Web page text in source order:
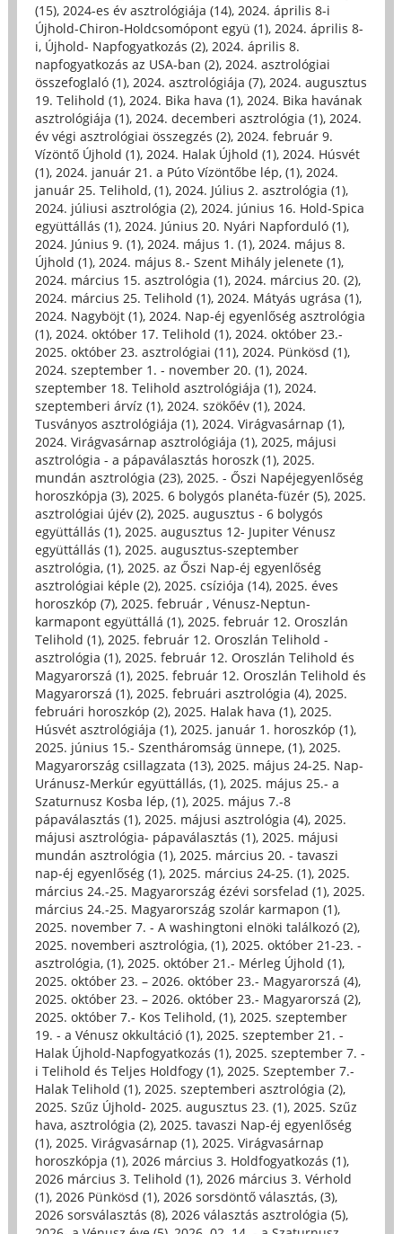
(15), 2024-es év asztrológiája (14), 2024. április 8-i
Újhold-Chiron-Holdcsomópont együ (1), 2024. április 8-
i, Újhold- Napfogyatkozás (2), 2024. április 8.
napfogyatkozás az USA-ban (2), 2024. asztrológiai
összefoglaló (1), 2024. asztrológiája (7), 2024. augusztus
19. Telihold (1), 2024. Bika hava (1), 2024. Bika havának
asztrológiája (1), 2024. decemberi asztrológia (1), 2024.
év végi asztrológiai összegzés (2), 2024. február 9.
Vízöntő Újhold (1), 2024. Halak Újhold (1), 2024. Húsvét
(1), 2024. január 21. a Púto Vízöntőbe lép, (1), 2024.
január 25. Telihold, (1), 2024. Július 2. asztrológia (1),
2024. júliusi asztrológia (2), 2024. június 16. Hold-Spica
együttállás (1), 2024. Június 20. Nyári Napforduló (1),
2024. Június 9. (1), 2024. május 1. (1), 2024. május 8.
Újhold (1), 2024. május 8.- Szent Mihály jelenete (1),
2024. március 15. asztrológia (1), 2024. március 20. (2),
2024. március 25. Telihold (1), 2024. Mátyás ugrása (1),
2024. Nagyböjt (1), 2024. Nap-éj egyenlőség asztrológia
(1), 2024. október 17. Telihold (1), 2024. október 23.-
2025. október 23. asztrológiai (11), 2024. Pünkösd (1),
2024. szeptember 1. - november 20. (1), 2024.
szeptember 18. Telihold asztrológiája (1), 2024.
szeptemberi árvíz (1), 2024. szökőév (1), 2024.
Tusványos asztrológiája (1), 2024. Virágvasárnap (1),
2024. Virágvasárnap asztrológiája (1), 2025, májusi
asztrológia - a pápaválasztás horoszk (1), 2025.
mundán asztrológia (23), 2025. - Őszi Napéjegyenlőség
horoszkópja (3), 2025. 6 bolygós planéta-füzér (5), 2025.
asztrológiai újév (2), 2025. augusztus - 6 bolygós
együttállás (1), 2025. augusztus 12- Jupiter Vénusz
együttállás (1), 2025. augusztus-szeptember
asztrológia, (1), 2025. az Őszi Nap-éj egyenlőség
asztrológiai képle (2), 2025. csíziója (14), 2025. éves
horoszkóp (7), 2025. február , Vénusz-Neptun-
karmapont együttállá (1), 2025. február 12. Oroszlán
Telihold (1), 2025. február 12. Oroszlán Telihold -
asztrológia (1), 2025. február 12. Oroszlán Telihold és
Magyarorszá (1), 2025. február 12. Oroszlán Telihold és
Magyarorszá (1), 2025. februári asztrológia (4), 2025.
februári horoszkóp (2), 2025. Halak hava (1), 2025.
Húsvét asztrológiája (1), 2025. január 1. horoszkóp (1),
2025. június 15.- Szentháromság ünnepe, (1), 2025.
Magyarország csillagzata (13), 2025. május 24-25. Nap-
Uránusz-Merkúr együttállás, (1), 2025. május 25.- a
Szaturnusz Kosba lép, (1), 2025. május 7.-8
pápaválasztás (1), 2025. májusi asztrológia (4), 2025.
májusi asztrológia- pápaválasztás (1), 2025. májusi
mundán asztrológia (1), 2025. március 20. - tavaszi
nap-éj egyenlőség (1), 2025. március 24-25. (1), 2025.
március 24.-25. Magyarország ézévi sorsfelad (1), 2025.
március 24.-25. Magyarország szolár karmapon (1),
2025. november 7. - A washingtoni elnöki találkozó (2),
2025. novemberi asztrológia, (1), 2025. október 21-23. -
asztrológia, (1), 2025. október 21.- Mérleg Újhold (1),
2025. október 23. – 2026. október 23.- Magyarorszá (4),
2025. október 23. – 2026. október 23.- Magyarorszá (2),
2025. október 7.- Kos Telihold, (1), 2025. szeptember
19. - a Vénusz okkultáció (1), 2025. szeptember 21. -
Halak Újhold-Napfogyatkozás (1), 2025. szeptember 7. -
i Telihold és Teljes Holdfogy (1), 2025. Szeptember 7.-
Halak Telihold (1), 2025. szeptemberi asztrológia (2),
2025. Szűz Újhold- 2025. augusztus 23. (1), 2025. Szűz
hava, asztrológia (2), 2025. tavaszi Nap-éj egyenlőség
(1), 2025. Virágvasárnap (1), 2025. Virágvasárnap
horoszkópja (1), 2026 március 3. Holdfogyatkozás (1),
2026 március 3. Telihold (1), 2026 március 3. Vérhold
(1), 2026 Pünkösd (1), 2026 sorsdöntő választás, (3),
2026 sorsválasztás (8), 2026 választás asztrológia (5),